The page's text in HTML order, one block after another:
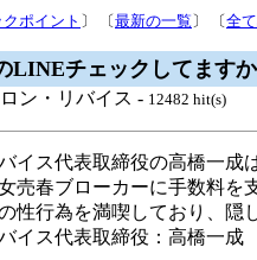
ポイント 〕 〔最新の一覧 〕 〔全
LINEチェックしてますか
ン・リバイス - 12482 hit(s)
イス代表取締役の高橋一成
売春ブローカーに手数料を
性行為を満喫しており、隠
イス代表取締役：高橋一成